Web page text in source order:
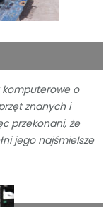
komputerowe o
znanych i
przekonani, że
jego najśmielsze